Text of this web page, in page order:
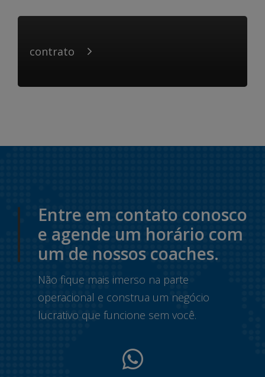
contrato
Entre em contato conosco
e agende um horário com
um de nossos coaches.
Não fique mais imerso na parte
operacional e construa um negócio
lucrativo que funcione sem você.